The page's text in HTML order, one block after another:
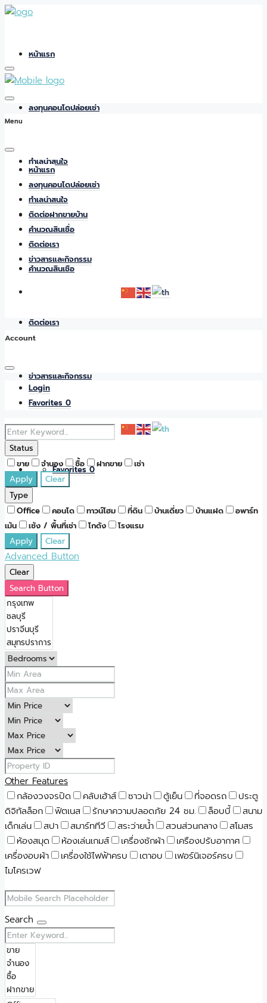
หน้าแรก
ลงทุนคอนโดปล่อยเช่า
ทำเลน่าสนใจ
ติดต่อฝากขายบ้าน
คำนวณสินเชื่อ
ติดต่อเรา
ข่าวสารและกิจกรรม
Favorites0
Menu
หน้าแรก
ลงทุนคอนโดปล่อยเช่า
ทำเลน่าสนใจ
ติดต่อฝากขายบ้าน
คำนวณสินเชื่อ
ติดต่อเรา
ข่าวสารและกิจกรรม
Account
Login
Favorites 0
Status
ขาย จำนอง ซื้อ ฝากขาย เช่า
Apply
Clear
Type
Office คอนโด ทาวน์โฮม ที่ดิน บ้านเดี่ยว บ้านแฝด
อพาร์ท
เม้น
เซ้ง / พื้นที่เช่า โกดัง โรงแรม
Apply Clear
Advanced Button
Clear
Search Button
Other Features
กล้องวงจรปิด
คลับเฮ้าส์ ซาวน่า ตู้เย็น ที่จอดรถ
ประตู
ดิจิทัลล็อก
ฟิตเนส รักษาความปลอดภัย 24 ชม. ล็อบบี้
สนาม
เด็กเล่น
สปา สมาร์ททีวี สระว่ายน้ำ สวนส่วนกลาง
สโมสร
ห้องสมุด
ห้องเล่นเกมส์ เครื่องซักผ้า
เครืองปรับอากาศ
เครื่องอบผ้า
เครื่องใช้ไฟฟ้าครบ เตาอบ
เฟอร์นิเจอร์ครบ
ไมโครเวฟ
Search